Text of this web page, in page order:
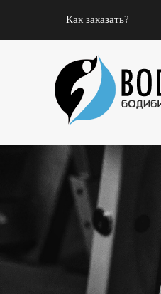
Как заказать?